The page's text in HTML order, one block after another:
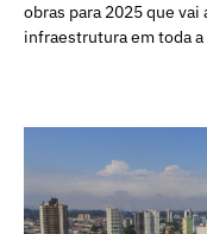
obras para 2025 que
infraestrutura em toda a